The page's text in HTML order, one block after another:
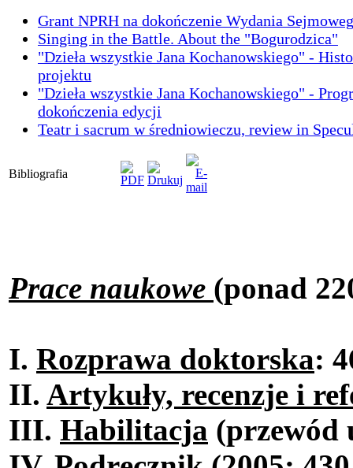
Grant NPRH na dokończenie Wydania
Singing in the Battle. About the "Bogurodzica"
"Dzieła wszystkie Jana Kochanowskiego" -
projektu
"Dzieła wszystkie Jana Kochanowskiego" -
dokończenia edycji
Teatr i sacrum w średniowieczu, review in
Bibliografia
Prace naukowe (ponad
I. Rozprawa doktorska:
II. Artykuły, recenzje i
III. Habilitacja (przewód